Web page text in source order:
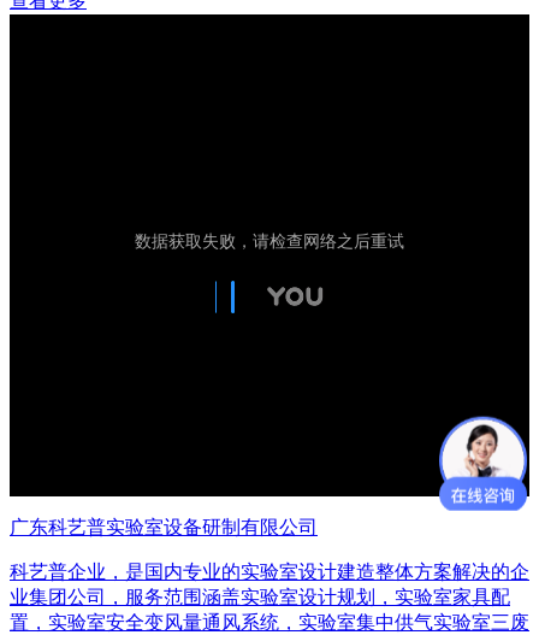
广东科艺普实验室设备研制有限公司
科艺普企业，是国内专业的实验室设计建造整体方案解决的企
业集团公司，服务范围涵盖实验室设计规划，实验室家具配
置，实验室安全变风量通风系统，实验室集中供气实验室三废